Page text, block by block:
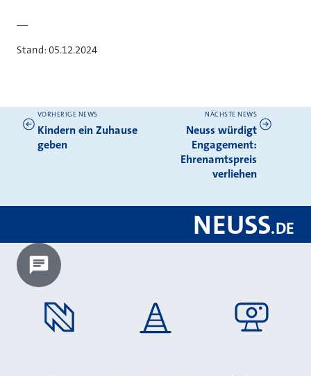
Stand: 05.12.2024
Weitere News
VORHERIGE NEWS
Kindern ein Zuhause
geben
NÄCHSTE NEWS
Neuss würdigt
Engagement:
Ehrenamtspreis
verliehen
NEUSS.DE
Chatbot laden?